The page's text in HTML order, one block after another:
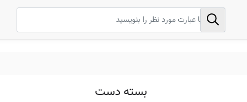
بسته دست